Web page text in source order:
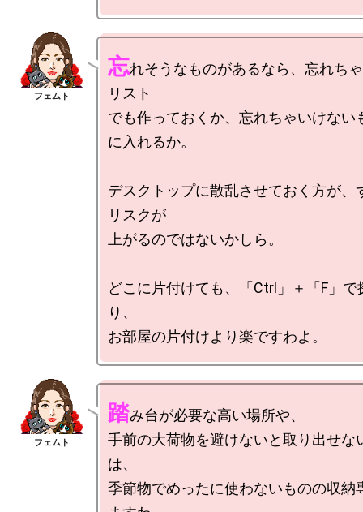
忘れそうなものがあるなら、忘れち
リスト
でも作っておくか、忘れちゃいけない
に入れるか。
デスクトップに散乱させておく方が、
リスクが
上がるのではないかしら。
どこに片付けても、「Ctrl」＋「F」で
り、
踏み台が必要な高い場所や、
手前の大荷物を避けないと取り出せな
は、
季節物でめったに使わないものの収納